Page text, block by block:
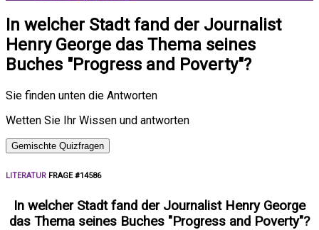
In welcher Stadt fand der Journalist
Henry George das Thema seines
Buches "Progress and Poverty"?
Sie finden unten die Antworten
Wetten Sie Ihr Wissen und antworten
Gemischte Quizfragen
LITERATUR FRAGE #14586
In welcher Stadt fand der Journalist Henry George
das Thema seines Buches "Progress and Poverty"?